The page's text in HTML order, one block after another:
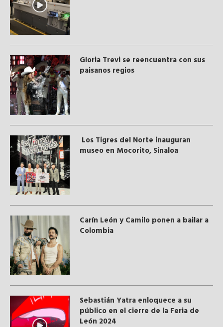
Gloria Trevi se reencuentra con sus
paisanos regios
Los Tigres del Norte inauguran
museo en Mocorito, Sinaloa
Carín León y Camilo ponen a bailar a
Colombia
Sebastián Yatra enloquece a su
público en el cierre de la Feria de
León 2024